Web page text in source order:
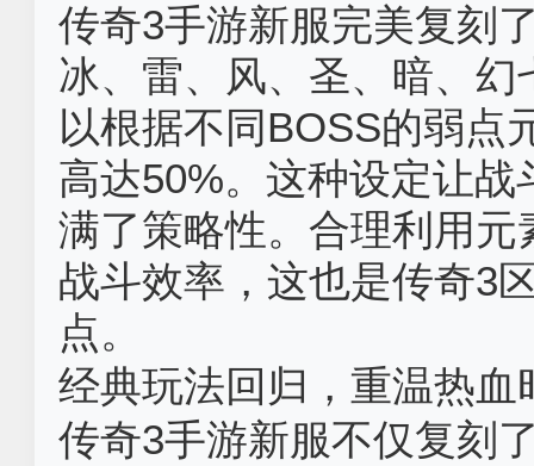
传奇3手游新服完美复刻
冰、雷、风、圣、暗、
以根据不同BOSS的弱点
高达50%。这种设定让
满了策略性。合理利用
战斗效率，这也是传奇3
点。
经典玩法回归，重温热血
传奇3手游新服不仅复刻